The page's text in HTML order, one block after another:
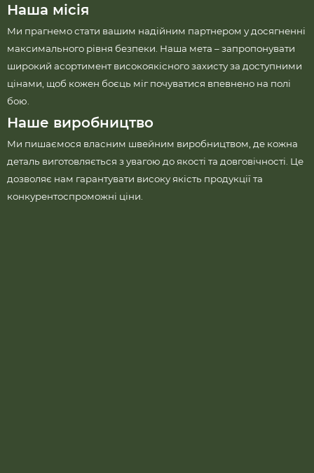
Наша місія
Ми прагнемо стати вашим надійним партнером у досягненні
максимального рівня безпеки. Наша мета – запропонувати
широкий асортимент високоякісного захисту за доступними
цінами, щоб кожен боєць міг почуватися впевнено на полі
бою.
Наше виробництво
Ми пишаємося власним швейним виробництвом, де кожна
деталь виготовляється з увагою до якості та довговічності. Це
дозволяє нам гарантувати високу якість продукції та
конкурентоспроможні ціни.